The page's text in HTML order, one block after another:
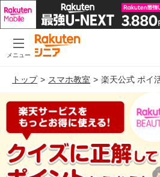
メニュー
トップ スマホ教室 楽天公式 ポイ